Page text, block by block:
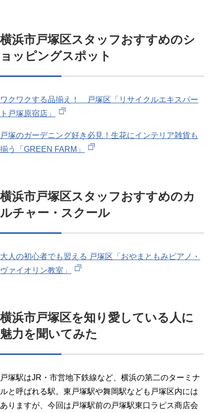
横浜市戸塚区スタッフおすすめのシ
ョッピングスポット
ワクワクする品揃え！ 戸塚区「リサイクルエキスパー
ト戸塚原宿店」
戸塚のガーデニング好き必見！生花にインテリア雑貨も
揃う「GREEN FARM」
横浜市戸塚区スタッフおすすめのカ
ルチャー・スクール
大人の初心者でも習える 戸塚区「おやまともみピアノ・
ヴァイオリン教室」
横浜市戸塚区を知り愛している人に
魅力を聞いてみた
戸塚駅はJR・市営地下鉄線など、横浜の第二のターミナ
ルと呼ばれる駅。東戸塚駅や舞岡駅なども戸塚区内には
ありますが、今回は戸塚駅前の戸塚駅東口ラピス商店会